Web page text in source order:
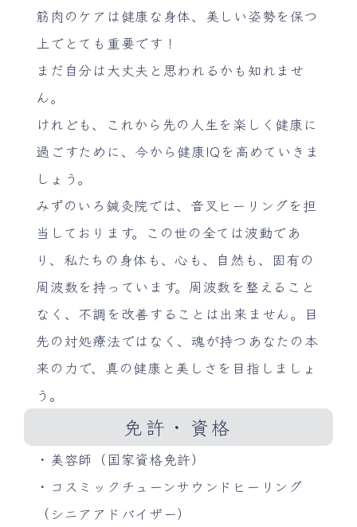
筋肉のケアは健康な身体、美しい姿勢を保つ
上でとても重要です！
まだ自分は大丈夫と思われるかも知れませ
ん。
けれども、これから先の人生を楽しく健康に
過ごすために、今から健康IQを高めていきま
しょう。
みずのいろ鍼灸院では、音叉ヒーリングを担
当しております。この世の全ては波動であ
り、私たちの身体も、心も、自然も、固有の
周波数を持っています。周波数を整えること
なく、不調を改善することは出来ません。目
先の対処療法ではなく、魂が持つあなたの本
来の力で、真の健康と美しさを目指しましょ
う。
免許・資格
・美容師（国家資格免許）
・コスミックチューンサウンドヒーリング
（シニアアドバイザー）